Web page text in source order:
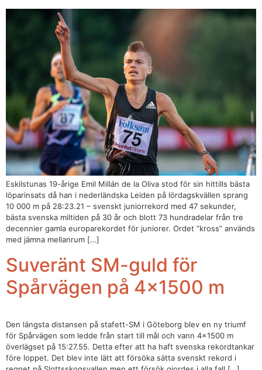
Eskilstunas 19-årige Emil Millán de la Oliva stod för sin hittills bästa
löparinsats då han i nederländska Leiden på lördagskvällen sprang
10 000 m på 28:23.21 – svenskt juniorrekord med 47 sekunder,
bästa svenska miltiden på 30 år och blott 73 hundradelar från tre
decennier gamla europarekordet för juniorer. Ordet ”kross” används
med jämna mellanrum […]
Suveränt SM-guld för
Spårvägen på 4×1500 m
Den längsta distansen på stafett-SM i Göteborg blev en ny triumf
för Spårvägen som ledde från start till mål och vann 4×1500 m
överlägset på 15:27.55. Detta efter att ha haft svenska rekordtankar
före loppet. Det blev inte lätt att försöka sätta svenskt rekord i